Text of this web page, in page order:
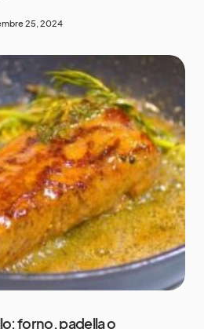
25, 2024
forno, padella o